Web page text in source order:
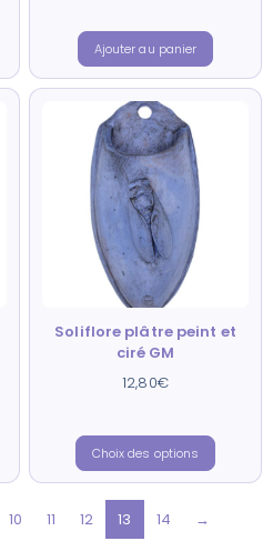
Ajouter au panier
Soliflore plâtre peint et
ciré GM
12,80€
Choix des options
10 11 12 13 14 →